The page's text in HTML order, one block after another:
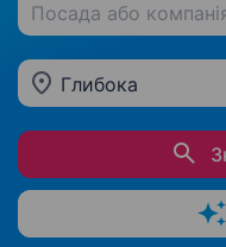
Посада або
Глибока